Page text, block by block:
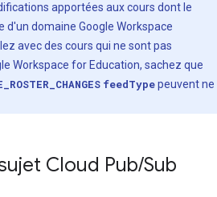
apportées aux cours dont le
domaine Google Workspace
avec des cours qui ne sont pas
Workspace for Education, sachez que
feedTypepeuvent ne
Cloud Pub/Sub